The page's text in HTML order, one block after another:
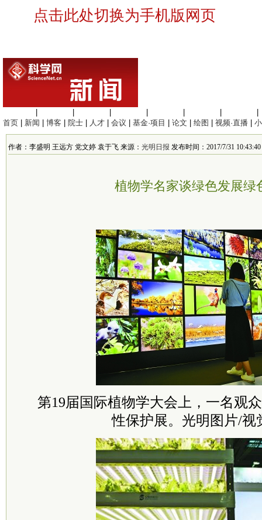
点击此处切换为手机版网页
首页
新闻 博客 院士 人才 会议 基金·项目 论文 绘图 视频·直播
作者：李盛明 王远方 党文婷 袁于飞 来源： 光明日报 发布时间：2017/7/31 10:43:40
植物学名家谈绿色发展绿
第19届国际植物学大会上，一名观
性保护展。光明图片/视